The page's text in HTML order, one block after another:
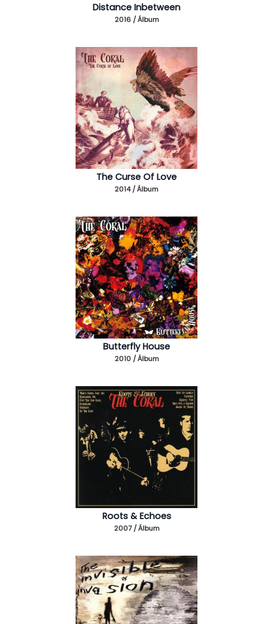
Distance Inbetween
2016 / Álbum
The Curse Of Love
2014 / Álbum
Butterfly House
2010 / Álbum
Roots & Echoes
2007 / Álbum